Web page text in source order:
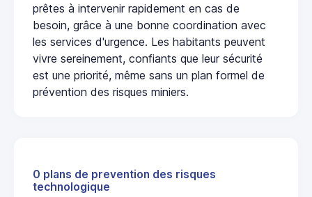
prêtes à intervenir rapidement en cas de
besoin, grâce à une bonne coordination avec
les services d'urgence. Les habitants peuvent
vivre sereinement, confiants que leur sécurité
est une priorité, même sans un plan formel de
prévention des risques miniers.
0 plans de prevention des risques
technologique